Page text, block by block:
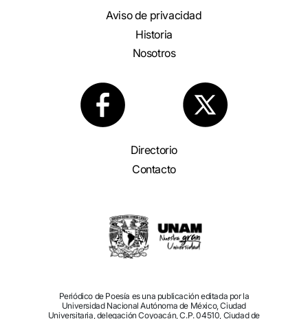
Aviso de privacidad
Historia
Nosotros
Directorio
Contacto
Periódico de Poesía es una publicación editada por la
Universidad Nacional Autónoma de México, Ciudad
Universitaria, delegación Coyoacán, C.P. 04510, Ciudad de